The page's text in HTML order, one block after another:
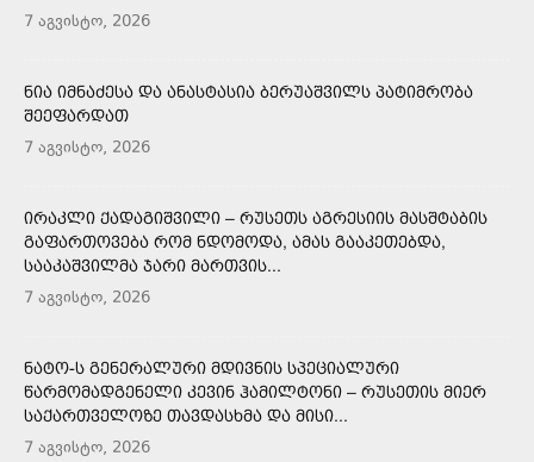
7 აგვისტო, 2026
ᲜᲘᲐ ᲘᲛᲜᲐᲫᲔᲡᲐ ᲓᲐ ᲐᲜᲐᲡᲢᲐᲡᲘᲐ ᲑᲔᲠᲣᲐᲨᲕᲘᲚᲡ ᲞᲐᲢᲘᲛᲠᲝᲑᲐ
ᲨᲔᲔᲤᲐᲠᲓᲐᲗ
7 აგვისტო, 2026
ᲘᲠᲐᲙᲚᲘ ᲥᲐᲓᲐᲒᲘᲨᲕᲘᲚᲘ – ᲠᲣᲡᲔᲗᲡ ᲐᲒᲠᲔᲡᲘᲘᲡ ᲛᲐᲡᲨᲢᲐᲑᲘᲡ
ᲒᲐᲤᲐᲠᲗᲝᲕᲔᲑᲐ ᲠᲝᲛ ᲜᲓᲝᲛᲝᲓᲐ, ᲐᲛᲐᲡ ᲒᲐᲐᲙᲔᲗᲔᲑᲓᲐ,
ᲡᲐᲐᲙᲐᲨᲕᲘᲚᲛᲐ ᲯᲐᲠᲘ ᲛᲐᲠᲗᲕᲘᲡ...
7 აგვისტო, 2026
ᲜᲐᲢᲝ-Ს ᲒᲔᲜᲔᲠᲐᲚᲣᲠᲘ ᲛᲓᲘᲕᲜᲘᲡ ᲡᲞᲔᲪᲘᲐᲚᲣᲠᲘ
ᲬᲐᲠᲛᲝᲛᲐᲓᲒᲔᲜᲔᲚᲘ ᲙᲔᲕᲘᲜ ᲰᲐᲛᲘᲚᲢᲝᲜᲘ – ᲠᲣᲡᲔᲗᲘᲡ ᲛᲘᲔᲠ
ᲡᲐᲥᲐᲠᲗᲕᲔᲚᲝᲖᲔ ᲗᲐᲕᲓᲐᲡᲮᲛᲐ ᲓᲐ ᲛᲘᲡᲘ...
7 აგვისტო, 2026